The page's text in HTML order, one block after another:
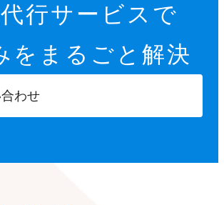
行サービスで
をまるごと解決
わせ